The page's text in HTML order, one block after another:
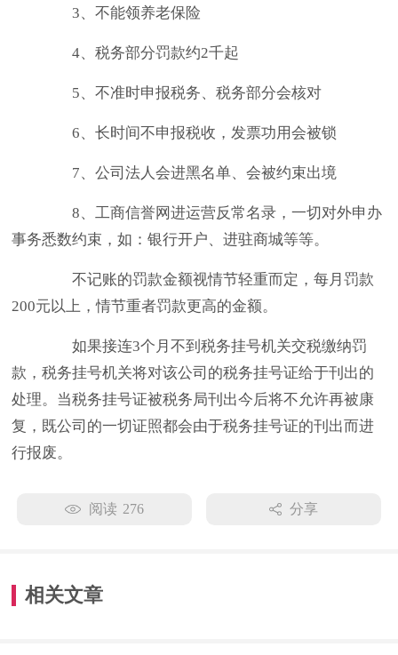
3、不能领养老保险
4、税务部分罚款约2千起
5、不准时申报税务、税务部分会核对
6、长时间不申报税收，发票功用会被锁
7、公司法人会进黑名单、会被约束出境
8、工商信誉网进运营反常名录，一切对外申办
事务悉数约束，如：银行开户、进驻商城等等。
不记账的罚款金额视情节轻重而定，每月罚款
200元以上，情节重者罚款更高的金额。
如果接连3个月不到税务挂号机关交税缴纳罚
款，税务挂号机关将对该公司的税务挂号证给于刊出的
处理。当税务挂号证被税务局刊出今后将不允许再被康
复，既公司的一切证照都会由于税务挂号证的刊出而进
行报废。
阅读 276 分享
相关文章